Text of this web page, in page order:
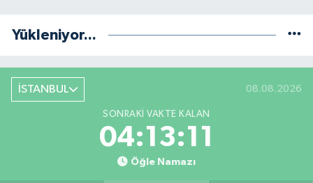
Yükleniyor...
İSTANBUL 08.08.2026
SONRAKI VAKTE KALAN
04:13:11
Öğle Namazı